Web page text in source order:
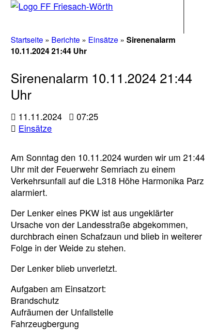
Startseite » Berichte » Einsätze »Sirenenalarm
10.11.2024 21:44 Uhr
Sirenenalarm 10.11.2024 21:44
Uhr
11.11.2024
07:25
Einsätze
Am Sonntag den 10.11.2024 wurden wir um 21:44
Uhr mit der Feuerwehr Semriach zu einem
Verkehrsunfall auf die L318 Höhe Harmonika Parz
alarmiert.
Der Lenker eines PKW ist aus ungeklärter
Ursache von der Landesstraße abgekommen,
durchbrach einen Schafzaun und blieb in weiterer
Folge in der Weide zu stehen.
Der Lenker blieb unverletzt.
Aufgaben am Einsatzort:
Brandschutz
Aufräumen der Unfallstelle
Fahrzeugbergung